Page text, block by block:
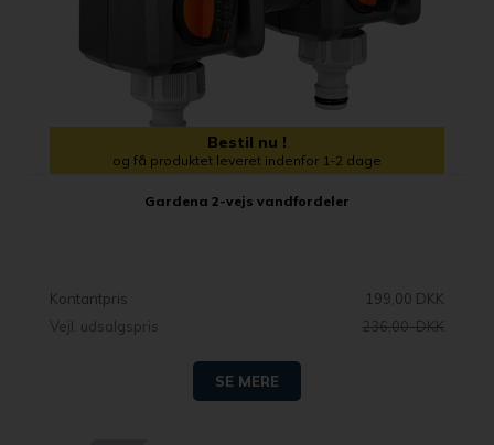
Bestil nu !
og få produktet leveret indenfor 1-2 dage
Gardena 2-vejs vandfordeler
Kontantpris
199,00 DKK
Vejl. udsalgspris
236,00 DKK
SE MERE